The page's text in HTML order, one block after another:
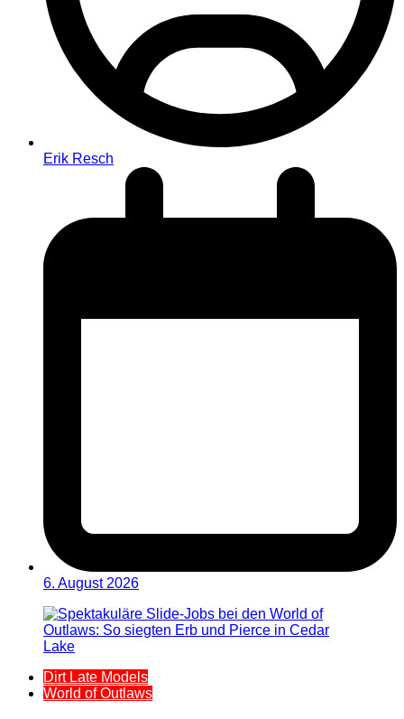
Erik Resch
6. August 2026
Dirt Late Models
World of Outlaws